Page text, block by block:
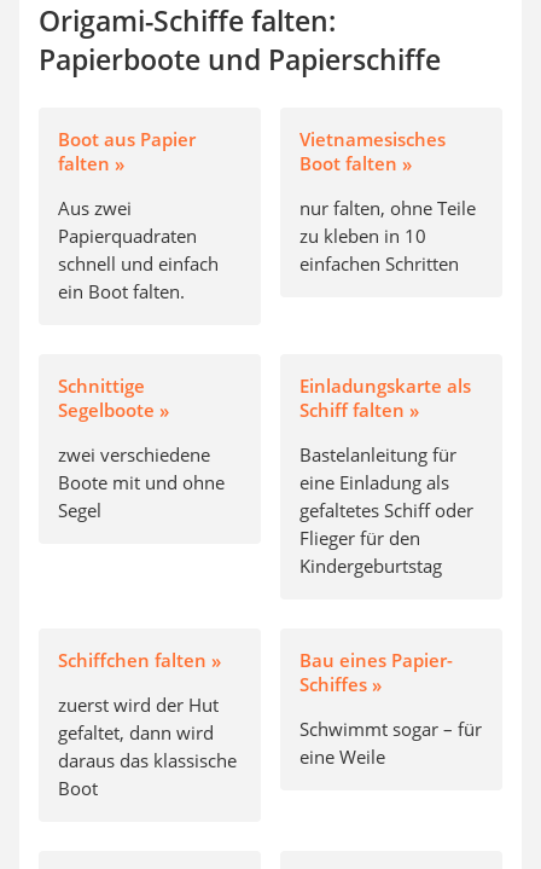
Origami-Schiffe falten:
Papierboote und Papierschiffe
Boot aus Papier
falten »
Aus zwei
Papierquadraten
schnell und einfach
ein Boot falten.
Vietnamesisches
Boot falten »
nur falten, ohne Teile
zu kleben in 10
einfachen Schritten
Schnittige
Segelboote »
zwei verschiedene
Boote mit und ohne
Segel
Einladungskarte als
Schiff falten »
Bastelanleitung für
eine Einladung als
gefaltetes Schiff oder
Flieger für den
Kindergeburtstag
Schiffchen falten »
zuerst wird der Hut
gefaltet, dann wird
daraus das klassische
Boot
Bau eines Papier-
Schiffes »
Schwimmt sogar – für
eine Weile